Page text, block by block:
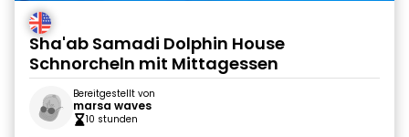
Sha'ab Samadi Dolphin House
Schnorcheln mit Mittagessen
Bereitgestellt von
marsa waves
10 stunden